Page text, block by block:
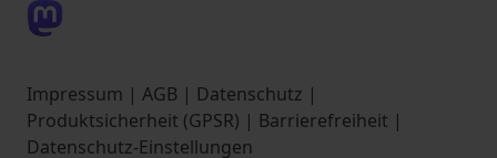
Impressum | AGB | Datenschutz |
Produktsicherheit (GPSR) | Barrierefreiheit |
Datenschutz-Einstellungen